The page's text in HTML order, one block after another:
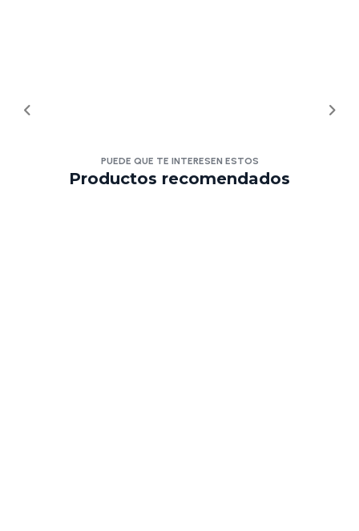
PUEDE QUE TE INTERESEN ESTOS
Productos recomendados